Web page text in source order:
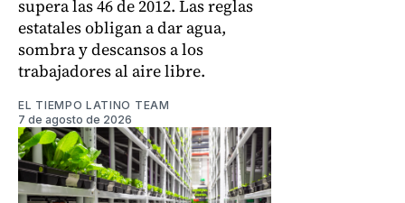
supera las 46 de 2012. Las reglas
estatales obligan a dar agua,
sombra y descansos a los
trabajadores al aire libre.
EL TIEMPO LATINO TEAM
7 de agosto de 2026